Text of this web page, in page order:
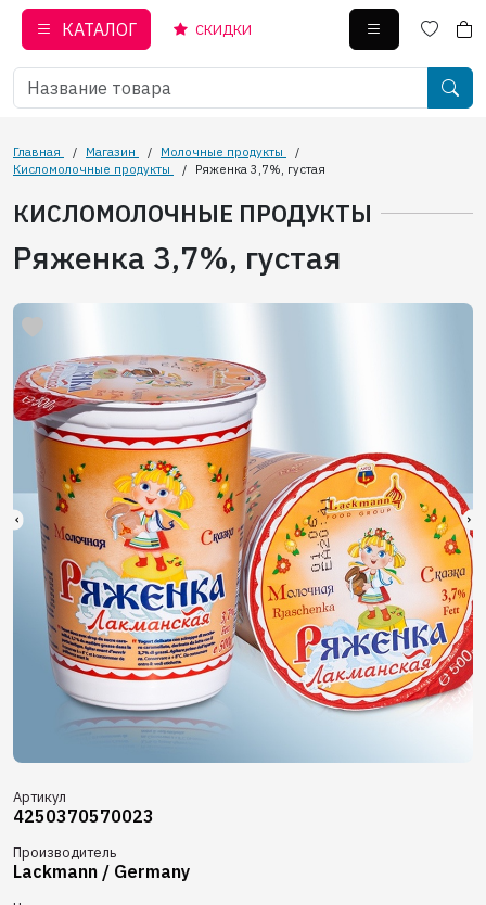
КАТАЛОГ СКИДКИ
Главная / Магазин / Молочные продукты
/
Кисломолочные продукты
/ Ряженка 3,7%, густая
КИСЛОМОЛОЧНЫЕ ПРОДУКТЫ
Ряженка 3,7%, густая
Артикул
4250370570023
Производитель
Lackmann / Germany